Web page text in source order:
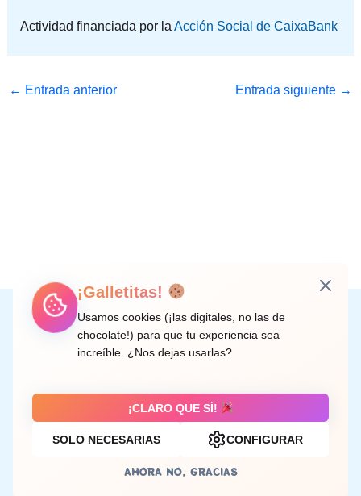
Actividad financiada por la Acción Social de CaixaBank
← Entrada anterior Entrada siguiente →
Instagram
Facebook
X LinkedIn
Correo electrónico
C/ Doctor Rodríguez de la Fuente, 8 València
Aviso legal
¡Galletitas!
Usamos cookies (¡las digitales, no las de
chocolate!) para que tu experiencia sea
increíble. ¿Nos dejas usarlas?
¡CLARO QUE SÍ!
SOLO NECESARIAS CONFIGURAR
AHORA NO, GRACIAS